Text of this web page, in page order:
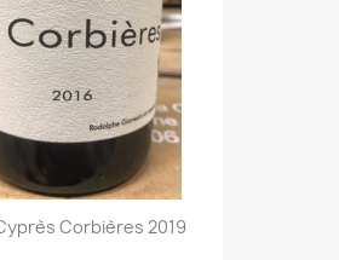
Corbières 2019